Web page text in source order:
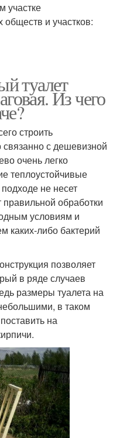
участке
и участков:
туалет
Из чего
строить
с дешевизной
очень легко
теплоустойчивые
не несет
правильной обработки
условиям и
каких-либо бактерий
позволяет
в ряде случаев
размеры туалета на
в таком
на